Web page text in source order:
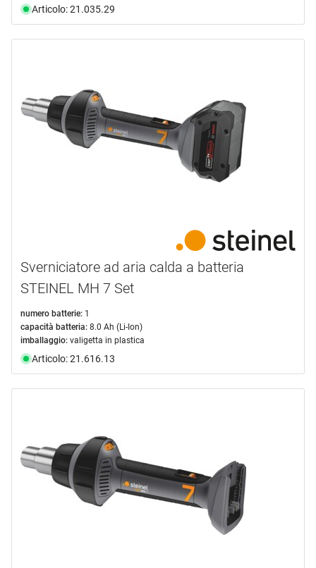
Articolo: 21.035.29
Sverniciatore ad aria calda a batteria
STEINEL MH 7 Set
numero batterie: 1
capacità batteria: 8.0 Ah (Li-Ion)
imballaggio: valigetta in plastica
Articolo: 21.616.13